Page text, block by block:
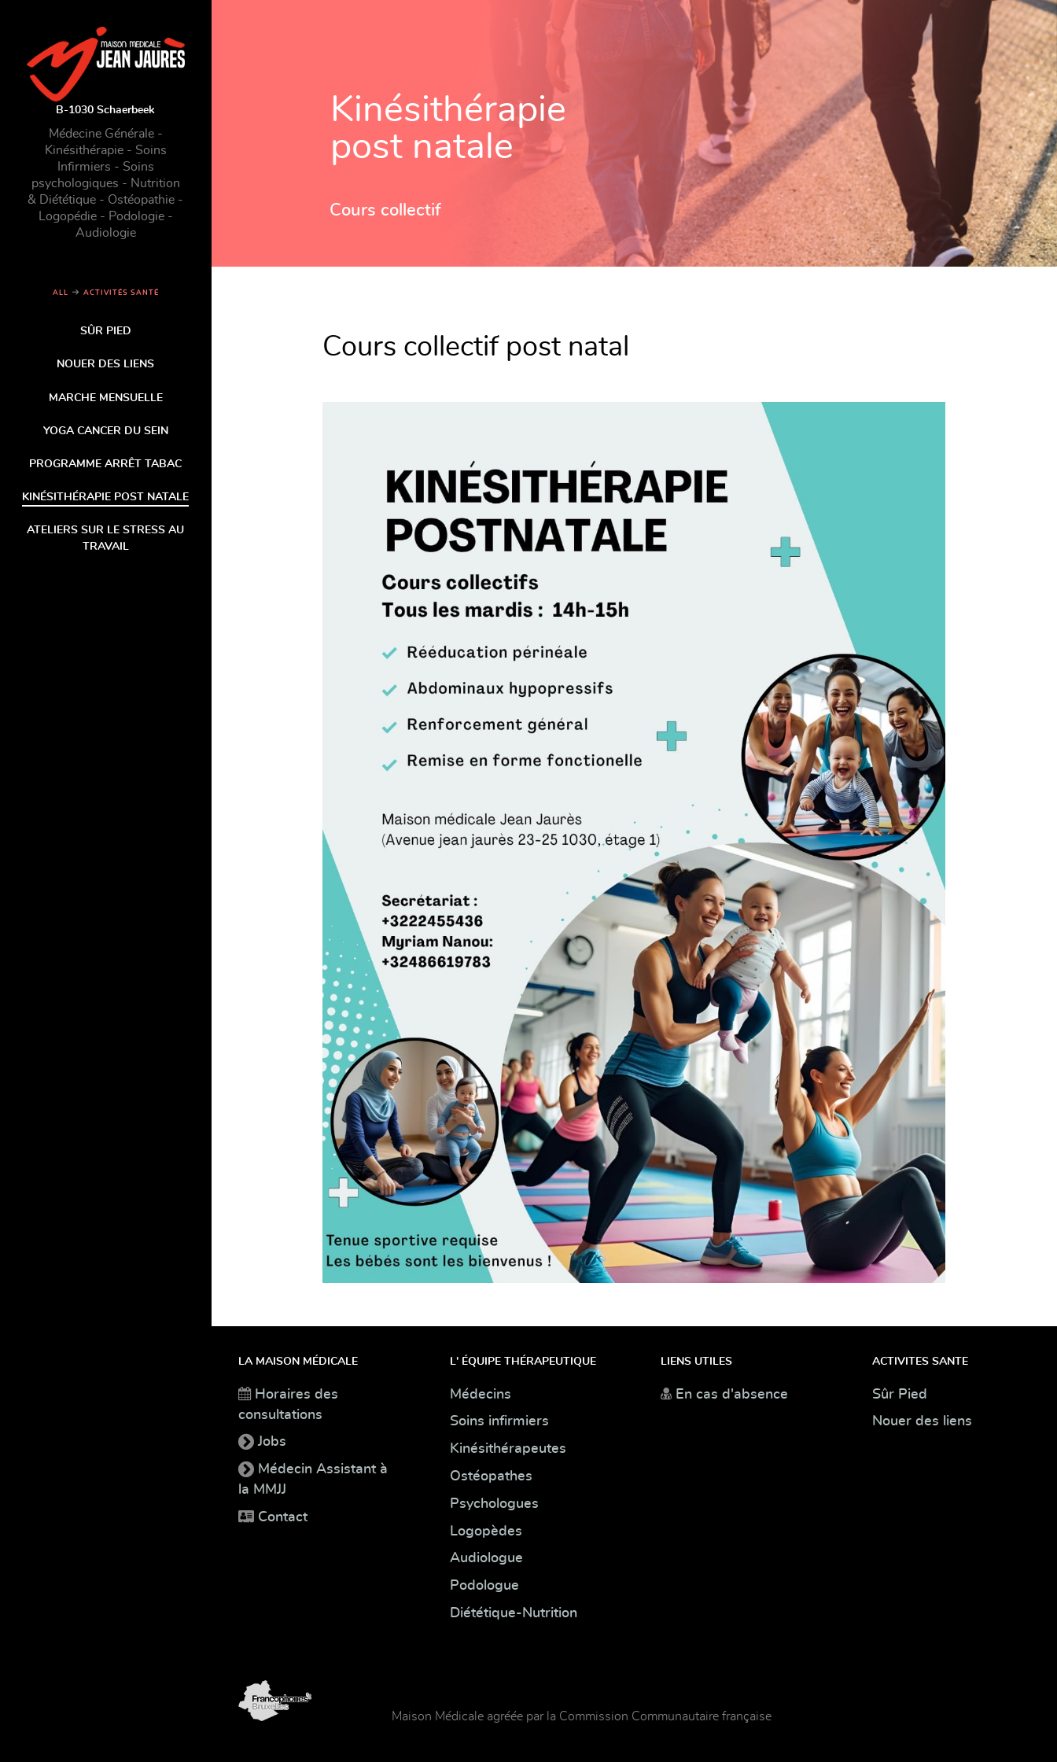
B-1030 Schaerbeek
Médecine Générale -
Kinésithérapie - Soins
Infirmiers - Soins
psychologiques - Nutrition
& Diététique - Ostéopathie -
Logopédie - Podologie -
Audiologie
ALL ACTIVITÉS SANTÉ
SÛR PIED
NOUER DES LIENS
MARCHE MENSUELLE
YOGA CANCER DU SEIN
PROGRAMME ARRÊT TABAC
KINÉSITHÉRAPIE POST NATALE
ATELIERS SUR LE STRESS AU
TRAVAIL
Kinésithérapie
post natale
Cours collectif
Cours collectif post natal
LA MAISON MÉDICALE
Horaires des
consultations
Jobs
Médecin Assistant à
la MMJJ
Contact
L' ÉQUIPE THÉRAPEUTIQUE
Médecins
Soins infirmiers
Kinésithérapeutes
Ostéopathes
Psychologues
Logopèdes
Audiologue
Podologue
Diététique-Nutrition
LIENS UTILES
En cas d'absence
ACTIVITES SANTE
Sûr Pied
Nouer des liens
Maison Médicale agréée par la Commission Communautaire française